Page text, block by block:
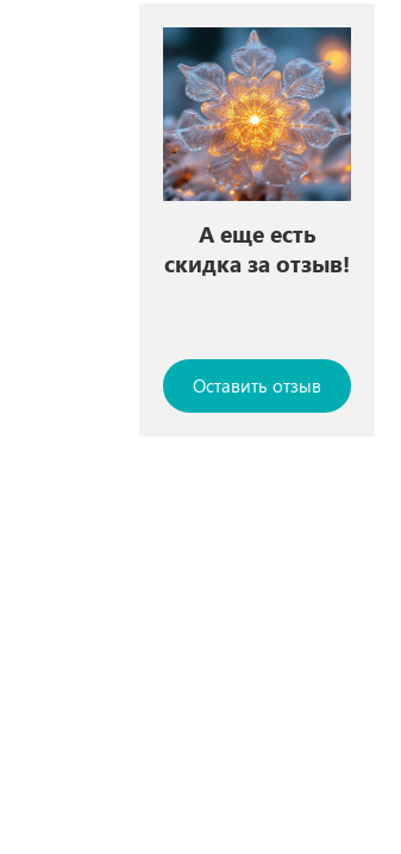
А еще есть
скидка за отзыв!
Оставить отзыв